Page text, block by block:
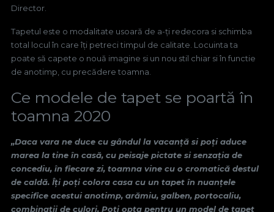
Director.
Tapetul este o modalitate usoară de a-ți redecora si schimba
total locul în care îți petreci timpul de calitate. Locuinta ta
poate să capete o nouă imagine si un nou stil chiar si în functie
de anotimp, cu precădere toamna.
Ce modele de tapet se poartă în
toamna 2020
„Daca vara ne duce cu gândul la vacanță si poți aduce
marea la tine în casă, cu peisaje pictate si senzația de
concediu, în fiecare zi, toamna vine cu o cromatică destul
de caldă. Îți poți colora casa cu un tapet în nuanțele
specifice acestui anotimp, arămiu, galben, portocaliu,
combinații de culori. Poți opta pentru un model de tapet